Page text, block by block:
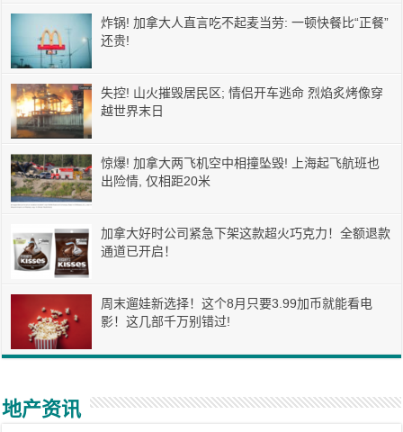
炸锅! 加拿大人直言吃不起麦当劳: 一顿快餐比“正餐”
还贵!
失控! 山火摧毁居民区; 情侣开车逃命 烈焰炙烤像穿
越世界末日
惊爆! 加拿大两飞机空中相撞坠毁! 上海起飞航班也
出险情, 仅相距20米
加拿大好时公司紧急下架这款超火巧克力！全额退款
通道已开启！
周末遛娃新选择！这个8月只要3.99加币就能看电
影！这几部千万别错过!
地产资讯